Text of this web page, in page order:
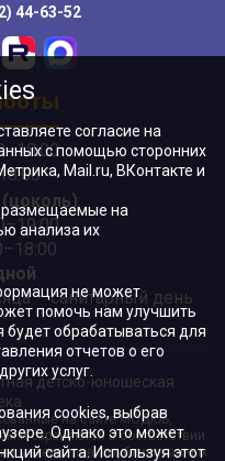
44-63-52
:
– санитарный день
детско-юношеская
на сайте МОДЮБ,
и охраняются в соответствии
материалов, опубликованных
согласие на
с помощью сторонних
Mail.ru, ВКонтакте и
размещаемые на
анализа их
не может
помочь нам улучшить
обрабатываться для
отчетов о его
услуг.
cookies, выбрав
Однако это может
сайта. Используя этот